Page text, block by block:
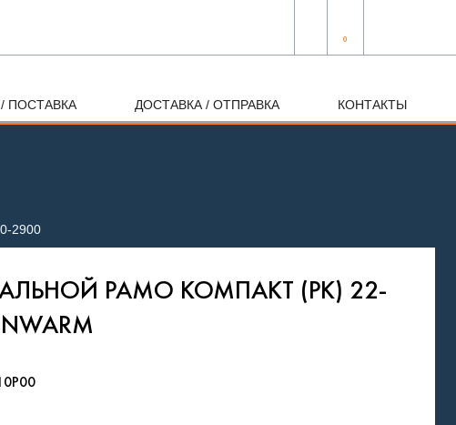
0
ПОСТАВКА ДОСТАВКА / ОТПРАВКА КОНТАКТЫ
2900
РАМО КОМПАКТ (РК) 22-